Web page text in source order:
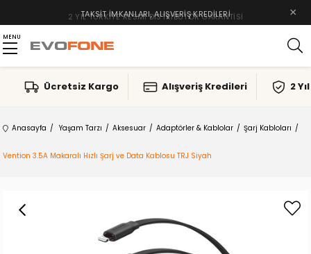
TAKSIT İMKANLARI, ALIŞVERIŞ KREDILERI ×
MENU
Ücretsiz Kargo Alışveriş Kredileri 2
Anasayfa Yaşam Tarzı Aksesuar Adaptörler & Kablolar Şarj Kabloları
Vention 3.5A Makaralı Hızlı Şarj ve Data Kablosu TRJ Siyah